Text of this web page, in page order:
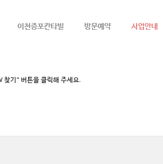
이천증포칸타빌 방문예약 사업안내
찾기" 버튼을 클릭해 주세요.